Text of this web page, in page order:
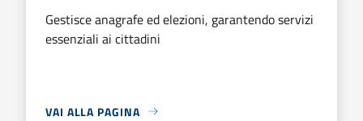
Gestisce anagrafe ed elezioni, garantendo servizi
essenziali ai cittadini
VAI ALLA PAGINA